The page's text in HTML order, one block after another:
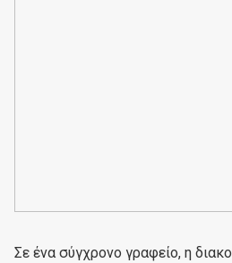
Σε ένα σύγχρονο γραφείο, η